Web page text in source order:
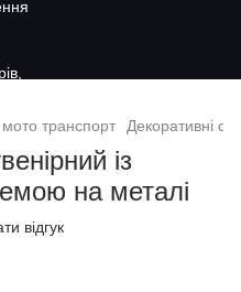
транспорт Декоративні
із
на металі
відгук